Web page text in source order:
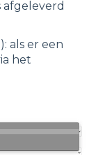
afgeleverd
als er een
het